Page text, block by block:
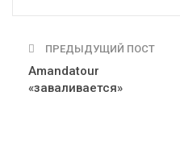
ПРЕДЫДУЩИЙ ПОСТ
Amandatour
«заваливается»